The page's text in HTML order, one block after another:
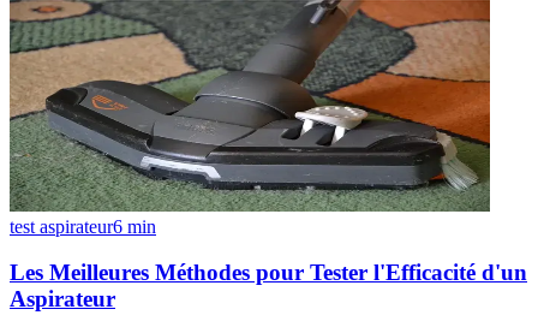
test aspirateur6 min
Les Meilleures Méthodes pour Tester l'Efficacité d'un
Aspirateur